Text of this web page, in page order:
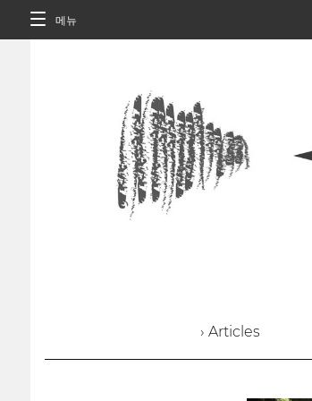
메뉴
› Articles